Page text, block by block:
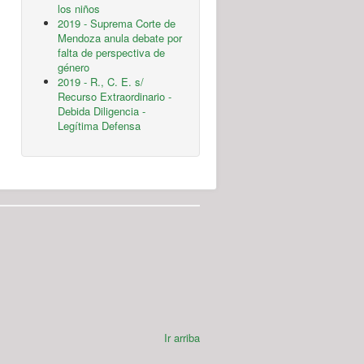
los niños
2019 - Suprema Corte de
Mendoza anula debate por
falta de perspectiva de
género
2019 - R., C. E. s/
Recurso Extraordinario -
Debida Diligencia -
Legítima Defensa
Ir arriba